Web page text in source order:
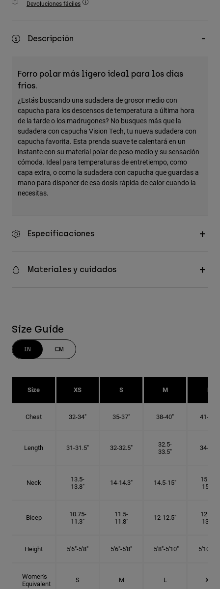
Accesorios
Bolsas y Mochilas
Ver todo
Devoluciones fáciles
Descripción
Forro polar más ligero ideal para los días
fríos.
¿Estás buscando una sudadera de grosor medio con
capucha para los descensos de temperatura a última hora
de la tarde o los madrugones? No busques más que la
sudadera con capucha Vision Tech, tu nueva sudadera con
capucha favorita. Esta prenda suave te calentará en un
instante con su material polar de peso medio y su sensación
cómoda. Ideal para temperaturas de entretiempo, como
capa extra, o como la sudadera con capucha que guardas a
mano para disponer de esa dosis rápida de calor cuando la
necesitas.
Especificaciones
Materiales y cuidados
Size Guide
IN CM
Size XS S M L
Chest 32-34" 35-37" 38-40" 41-43"
Length 31-31.5" 32-32.5"
32.5-
33.5"
34-35"
Neck
13.5-
13.8"
14-14.3" 14.5-15"
15.25-
15.5"
Bicep
10.75-
11.3"
11.5-
11.8"
12-12.5"
12.75-
13.3"
Height 5'6"-5'8" 5'6"-5'8" 5'8"-5'10" 5'10"- 6'
Women's
Equivalent
S M L XL